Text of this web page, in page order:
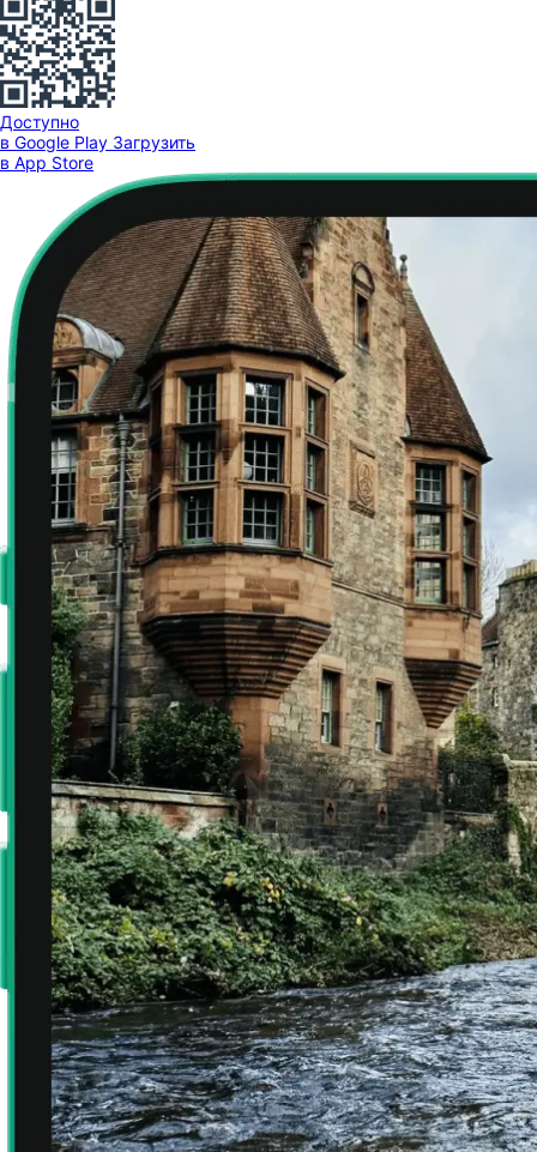
Доступно
в Google Play Загрузить
в App Store